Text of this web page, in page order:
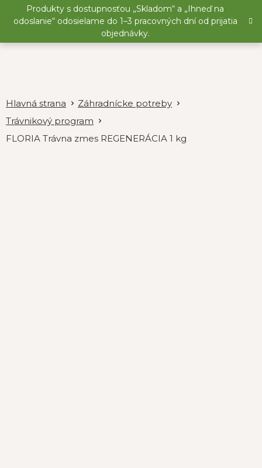
Produkty s dostupnosťou „Skladom“ a „Ihneď na
odoslanie“ odosielame do 1–3 pracovných dní od prijatia
objednávky.
Záhradnícke potreby
Trávnikový program
FLORIA Trávna zmes REGENERÁCIA 1 kg